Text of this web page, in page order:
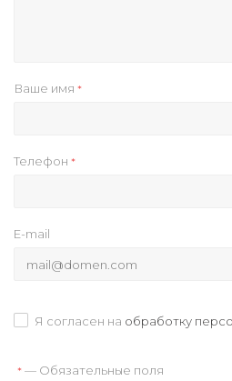
Ваше имя *
Телефон *
E-mail
Я согласен на обработку
* — Обязательные поля